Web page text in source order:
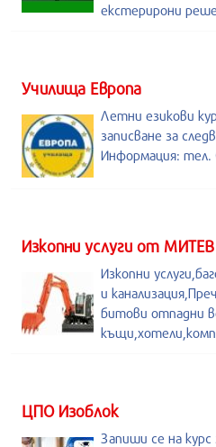
екстерирони
Училища Европа
Летни езикови
записване за
Информация:
Изкопни услуги от
Изкопни
и
битови отпадни
ЦПО Изоблок
Запиши се на курс